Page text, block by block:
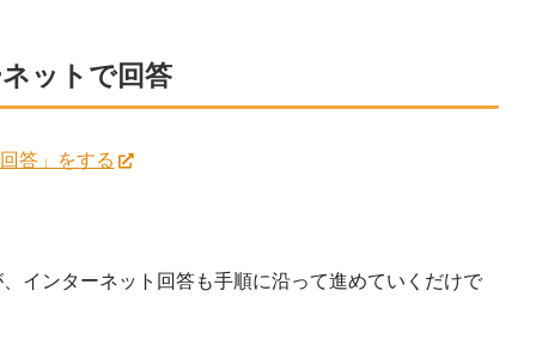
ットで回答
答」をする
インターネット回答も手順に沿って進めていくだけで